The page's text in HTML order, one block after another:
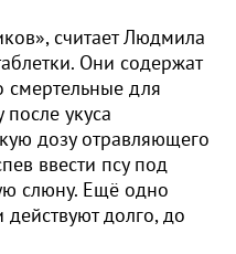
считает Людмила
Они содержат
смертельные для
укуса
дозу отравляющего
ввести псу под
слюну. Ещё одно
действуют долго, до